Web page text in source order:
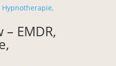
EMDR,